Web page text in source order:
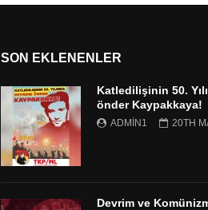
SON EKLENENLER
Katledilişinin 50.
önder Kaypakkaya!
ADMIN1 20TH
Devrim ve